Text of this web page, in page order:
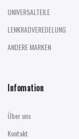
UNIVERSALTEILE
LENKRADVEREDELUNG
ANDERE MARKEN
Infomation
Über uns
Kontakt